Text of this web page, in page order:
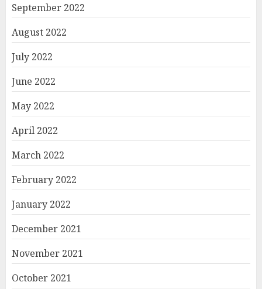
September 2022
August 2022
July 2022
June 2022
May 2022
April 2022
March 2022
February 2022
January 2022
December 2021
November 2021
October 2021